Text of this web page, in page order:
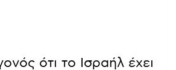
ότι το Ισραήλ έχει